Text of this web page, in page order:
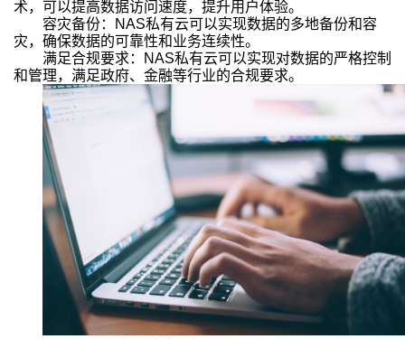
术，可以提高数据访问速度，提升用户体验。
容灾备份：NAS私有云可以实现数据的多地备份和容
灾，确保数据的可靠性和业务连续性。
满足合规要求：NAS私有云可以实现对数据的严格控制
和管理，满足政府、金融等行业的合规要求。